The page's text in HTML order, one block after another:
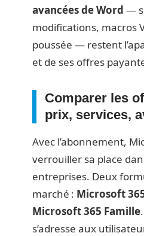
avancées de Word —
modifications, macros
poussée — restent
et de ses offres
Comparer les
prix, services,
Avec l’abonnement,
verrouiller sa place
entreprises. Deux
marché : Microsoft
Microsoft 365 Famille
s’adresse aux